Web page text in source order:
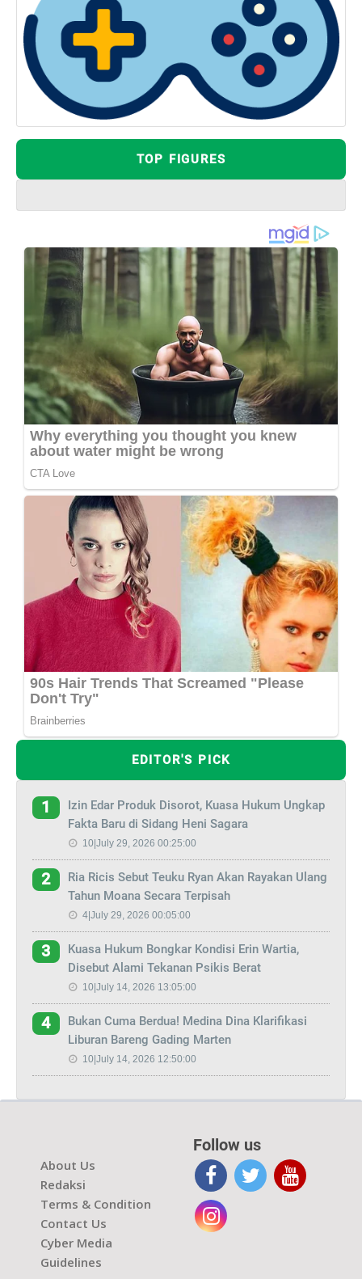
TOP FIGURES
EDITOR'S PICK
1
Izin Edar Produk Disorot, Kuasa Hukum Ungkap
Fakta Baru di Sidang Heni Sagara
10|July 29, 2026 00:25:00
2
Ria Ricis Sebut Teuku Ryan Akan Rayakan Ulang
Tahun Moana Secara Terpisah
4|July 29, 2026 00:05:00
3
Kuasa Hukum Bongkar Kondisi Erin Wartia,
Disebut Alami Tekanan Psikis Berat
10|July 14, 2026 13:05:00
4
Bukan Cuma Berdua! Medina Dina Klarifikasi
Liburan Bareng Gading Marten
10|July 14, 2026 12:50:00
About Us
Redaksi
Terms & Condition
Contact Us
Cyber Media
Guidelines
Follow us